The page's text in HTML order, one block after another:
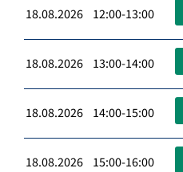
18.08.2026 12:00-13:00
18.08.2026 13:00-14:00
18.08.2026 14:00-15:00
18.08.2026 15:00-16:00